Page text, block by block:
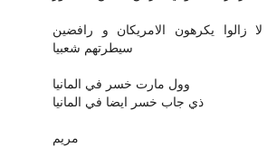
زالوا يكرهون الامريكان و رافضين
سيطرتهم شعبيا
وول مارت خسر في المانيا
ذي جاب خسر ايضا في المانيا
مريم